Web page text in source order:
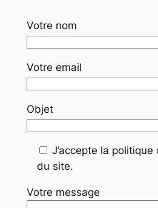
Votre nom
Votre email
Objet
J’accepte la
du site.
Votre message